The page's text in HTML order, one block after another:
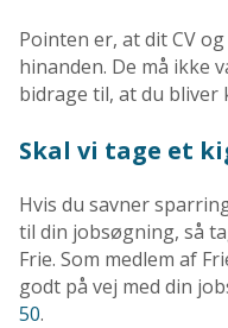
Pointen er, at dit CV
hinanden. De må ikke
bidrage til, at du bliver
Skal vi tage et
Hvis du savner
til din jobsøgning, så
Frie. Som medlem af
godt på vej med din
50.